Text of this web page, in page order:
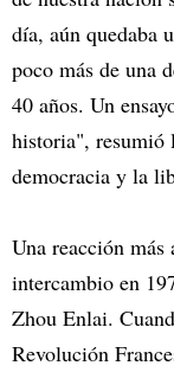
día, aún quedaba
poco más de una
40 años. Un
historia", resumió
democracia y la
Una reacción
intercambio en
Zhou Enlai.
Revolución